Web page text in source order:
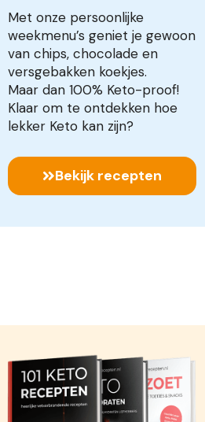
Met onze persoonlijke
weekmenu’s geniet je gewoon
van chips, chocolade en
versgebakken koekjes.
Maar dan 100% Keto-proof!
Klaar om te ontdekken hoe
lekker Keto kan zijn?
Bekijk recepten